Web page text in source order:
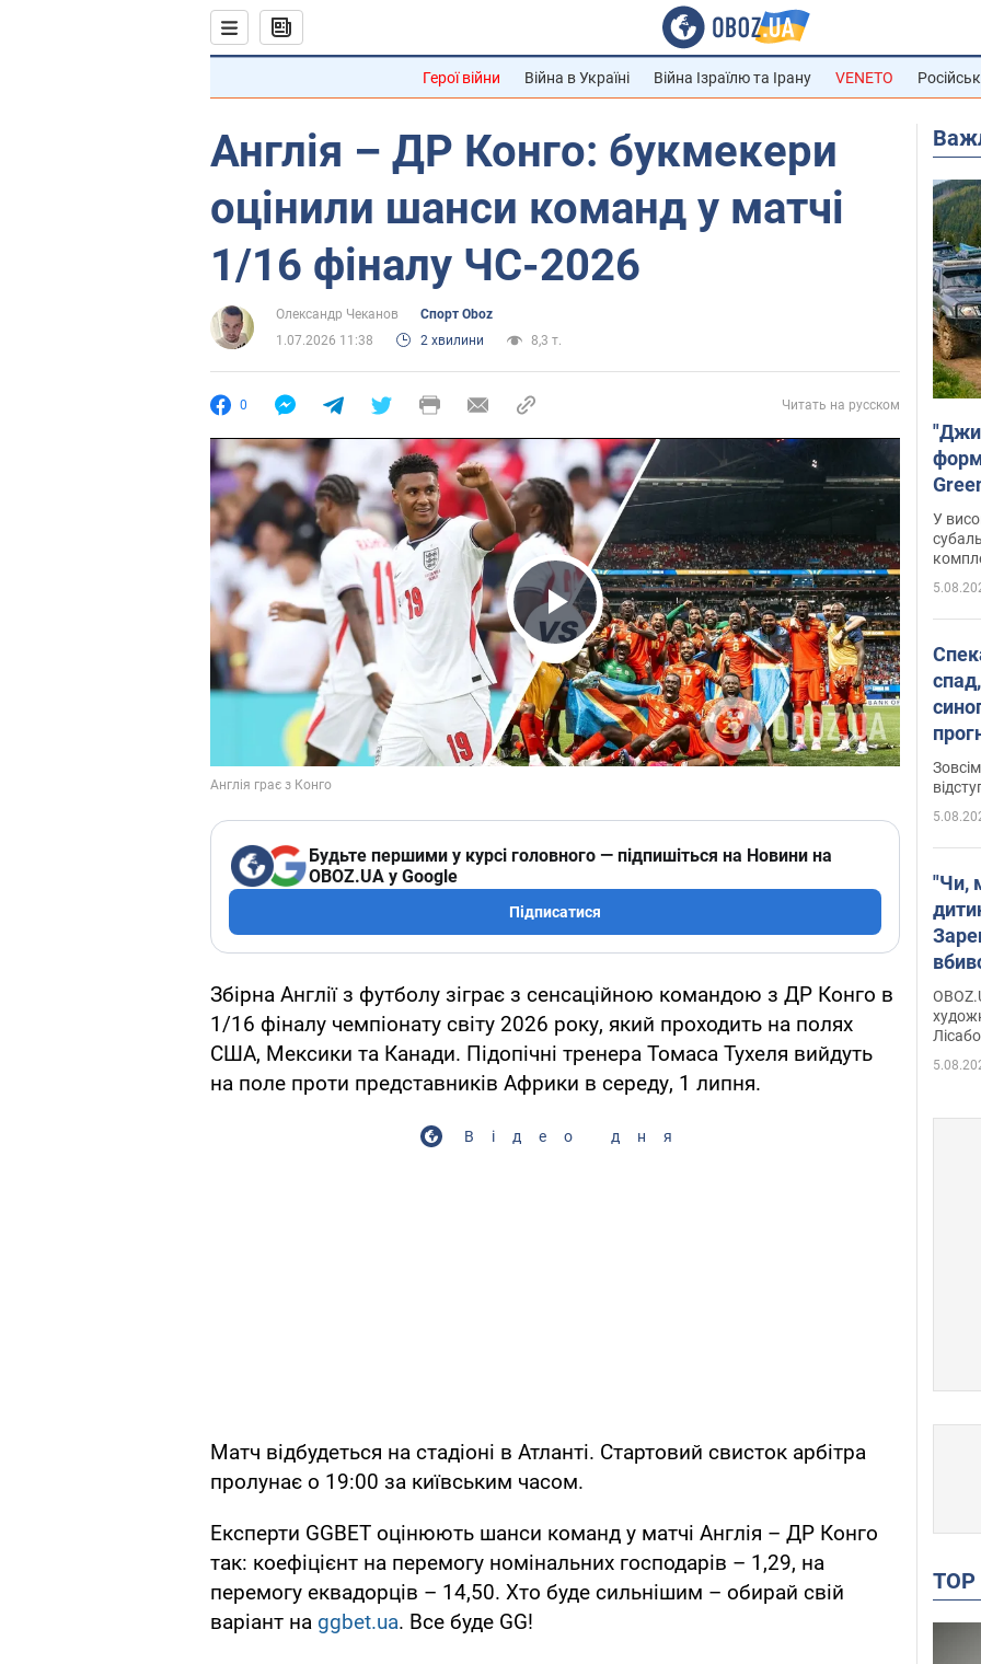
Герої війни Війна в Україні Війна Ізраїлю та Ірану VENETO
Англія – ДР Конго: букмекери
оцінили шанси команд у матчі
1/16 фіналу ЧС-2026
Олександр Чеканов
Спорт Oboz
1.07.2026 11:38
2 хвилини 8,3 т.
0 Читать на русском
Play Video
Будьте першими у курсі головного — підпишіться на Новини на
OBOZ.UA у Google
Підписатися
Збірна Англії з футболу зіграє з сенсаційною командою з ДР Конго в
1/16 фіналу чемпіонату світу 2026 року, який проходить на полях
США, Мексики та Канади. Підопічні тренера Томаса Тухеля вийдуть
на поле проти представників Африки в середу, 1 липня.
Відео дня
Матч відбудеться на стадіоні в Атланті. Стартовий свисток арбітра
пролунає о 19:00 за київським часом.
Експерти GGBET оцінюють шанси команд у матчі Англія – ДР Конго
так: коефіцієнт на перемогу номінальних господарів – 1,29, на
перемогу еквадорців – 14,50. Хто буде сильнішим – обирай свій
варіант на ggbet.ua. Все буде GG!
У
"Чи,
в